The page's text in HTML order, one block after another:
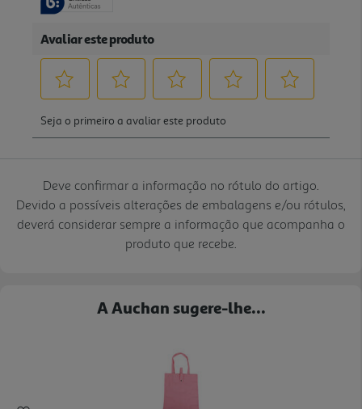
Deve confirmar a informação no rótulo do artigo.
Devido a possíveis alterações de embalagens e/ou rótulos,
deverá considerar sempre a informação que acompanha o
produto que recebe.
A Auchan sugere-lhe...